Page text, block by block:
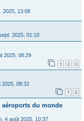
2025, 13:08
2025, 01:10
2025, 08:29
1 2 3
2025, 08:32
1 2
du monde
4 août 2025, 10:37